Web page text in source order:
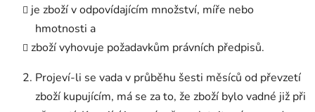
je zboží v odpovídajícím množství, míře nebo
hmotnosti a
zboží vyhovuje požadavkům právních předpisů.
Projeví-li se vada v průběhu šesti měsíců od převzetí
zboží kupujícím, má se za to, že zboží bylo vadné již při